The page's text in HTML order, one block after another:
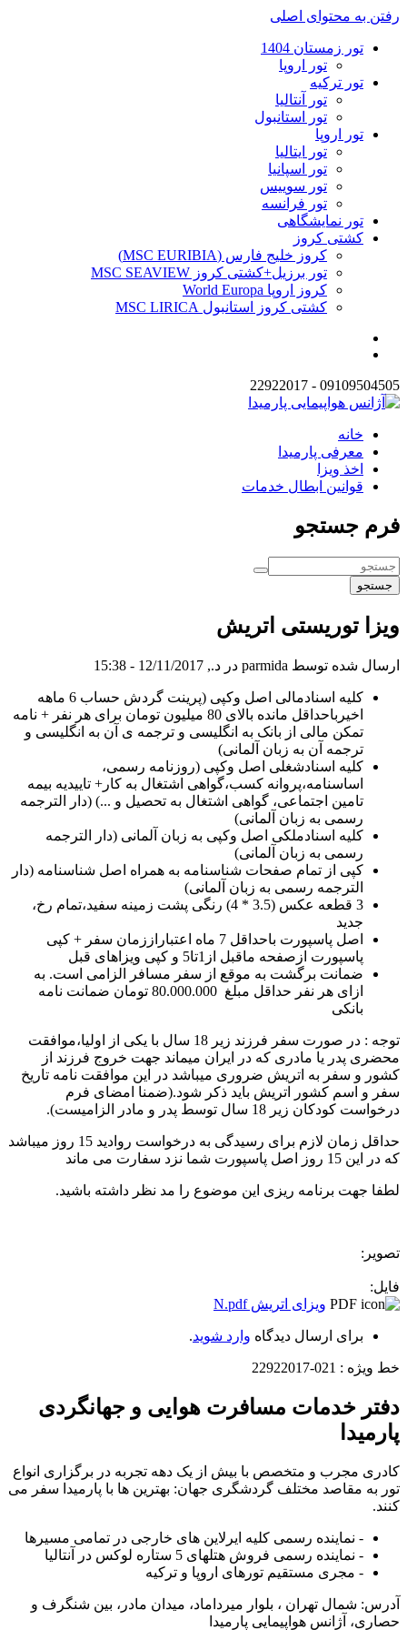
رفتن به محتوای اصلی
تور زمستان 1404
تور اروپا
تور ترکیه
تور آنتالیا
تور استانبول
تور اروپا
تور ایتالیا
تور اسپانیا
تور سوییس
تور فرانسه
تور نمایشگاهی
کشتی کروز
کروز خلیج فارس (MSC EURIBIA)
تور برزیل+کشتی کروز MSC SEAVIEW
کروز اروپا World Europa
کشتی کروز استانبول MSC LIRICA
09109504505 - 22922017
خانه
معرفی پارمیدا
اخذ ویزا
قوانین ابطال خدمات
فرم جستجو
جستجو
ویزا توریستی اتریش
ارسال شده توسط parmida در د., 12/11/2017 - 15:38
کلیه اسنادمالی اصل وکپی (پرینت گردش حساب 6 ماهه
اخیرباحداقل مانده بالای 80 میلیون تومان برای هر نفر + نامه
تمکن مالی از بانک به انگلیسی و ترجمه ی آن به انگلیسی و
ترجمه آن به زبان آلمانی)
کلیه اسنادشغلی اصل وکپی (روزنامه رسمی،
اساسنامه،پروانه کسب،گواهی اشتغال به کار+ تاییدیه بیمه
تامین اجتماعی، گواهی اشتغال به تحصیل و ...) (دار الترجمه
رسمی به زبان آلمانی)
کلیه اسنادملکی اصل وکپی به زبان آلمانی (دار الترجمه
رسمی به زبان آلمانی)
کپی از تمام صفحات شناسنامه به همراه اصل شناسنامه (دار
الترجمه رسمی به زبان آلمانی)
3 قطعه عکس (3.5 * 4) رنگی پشت زمینه سفید،تمام رخ،
جدید
اصل پاسپورت باحداقل 7 ماه اعتباراززمان سفر + کپی
پاسپورت ازصفحه ماقبل از1تا5 و کپی ویزاهای قبل
ضمانت برگشت به موقع از سفر مسافر الزامی است. به
ازای هر نفر حداقل مبلغ 80.000.000 تومان ضمانت نامه
بانکی
توجه : در صورت سفر فرزند زیر 18 سال با یکی از اولیا،موافقت
محضری پدر یا مادری که در ایران میماند جهت خروج فرزند از
کشور و سفر به اتریش ضروری میباشد در این موافقت نامه تاریخ
سفر و اسم کشور اتریش باید ذکر شود.(ضمنا امضای فرم
درخواست کودکان زیر 18 سال توسط پدر و مادر الزامیست).
حداقل زمان لازم برای رسیدگی به درخواست روادید 15 روز میباشد
که در این 15 روز اصل پاسپورت شما نزد سفارت می ماند
لطفا جهت برنامه ریزی این موضوع را مد نظر داشته باشید.
تصویر:
فایل:
ویزای اتریش N.pdf
برای ارسال دیدگاه وارد شوید.
خط ویژه : 021-22922017
دفتر خدمات مسافرت هوایی و جهانگردی
پارمیدا
کادری مجرب و متخصص با بیش از یک دهه تجربه در برگزاری انواع
تور به مقاصد مختلف گردشگری جهان: بهترین ها با پارمیدا سفر می
کنند.
- نماینده رسمی کلیه ایرلاین های خارجی در تمامی مسیرها
- نماینده رسمی فروش هتلهای 5 ستاره لوكس در آنتاليا
- مجری مستقیم تورهای اروپا و ترکیه
آدرس: شمال تهران ، بلوار میرداماد، میدان مادر، بین شنگرف و
حصاری، آژانس هواپیمایی پارمیدا